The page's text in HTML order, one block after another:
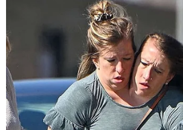
Přečtěte si více
Proč si manžel
neváží své ženy a